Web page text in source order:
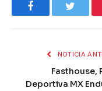
Facebook
NOTICIA
Fasthouse,
Deportiva MX